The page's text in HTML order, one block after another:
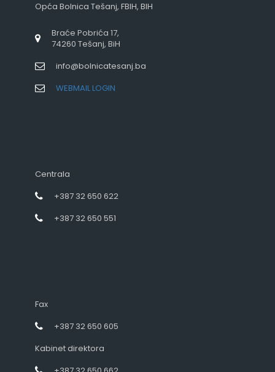
Opća Bolnica Tešanj, FBIH, BIH
Braće Pobrića 17,
74260 Tešanj, BiH
info@bolnicatesanj.ba
WEBMAIL LOGIN
Centrala
+387 32 650 622
+387 32 650 551
Fax
+387 32 650 605
Kabinet direktora